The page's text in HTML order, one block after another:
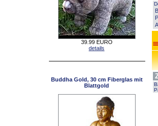
39.99 EURO
details
Buddha Gold, 30 cm Fiberglas mit
Blattgold